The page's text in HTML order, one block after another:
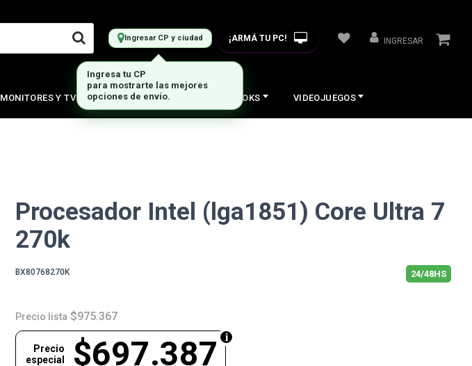
Ingresar CP y ciudad ¡ARMÁ TU PC! INGRESAR
MONITORES Y TVS PERIFERICOS NOTEBOOKS VIDEOJUEGOS
Procesador Intel (lga1851) Core Ultra 7
270k
BX80768270K 24/48HS
Precio lista $975.367
$697.387
Precio
especial
Ingresa tu CP
para mostrarte las mejores
opciones de envío.